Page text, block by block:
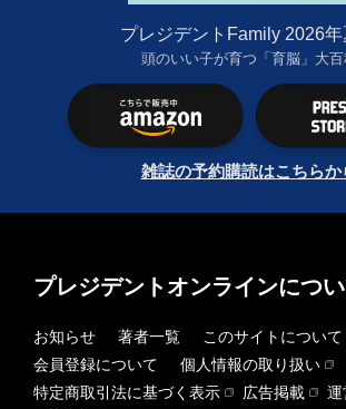
プレジデントFamily 2026
頭のいい子が育つ「育脳」大百
雑誌の予約購読はこちらか
プレジデントオンラインにつ
お知らせ 著者一覧
このサイトについて
会員登録について
個人情報の取り扱い
特定商取引法に基づく表示
広告掲載
運